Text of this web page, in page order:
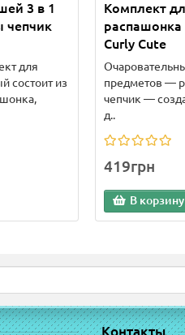
3 в 1
чепчик
для
состоит из
Комплект
распашонка
Curly Cute
предметов —
чепчик —
д..
419грн
В корзину
Контакты